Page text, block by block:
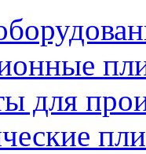
для